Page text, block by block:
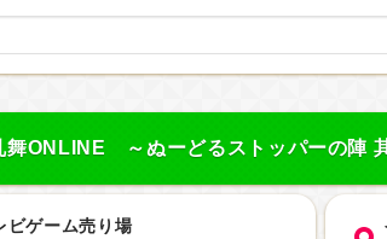
舞ONLINE ～ぬーどるストッパーの陣
ゲーム売り場